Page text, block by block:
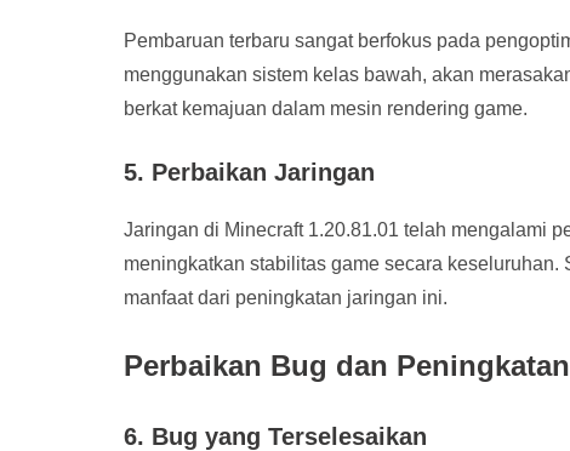
Pembaruan terbaru sangat berfokus pada
menggunakan sistem kelas bawah, akan
berkat kemajuan dalam mesin rendering game.
5. Perbaikan Jaringan
Jaringan di Minecraft 1.20.81.01 telah mengalami
meningkatkan stabilitas game secara
manfaat dari peningkatan jaringan ini.
Perbaikan Bug dan
6. Bug yang Terselesaikan